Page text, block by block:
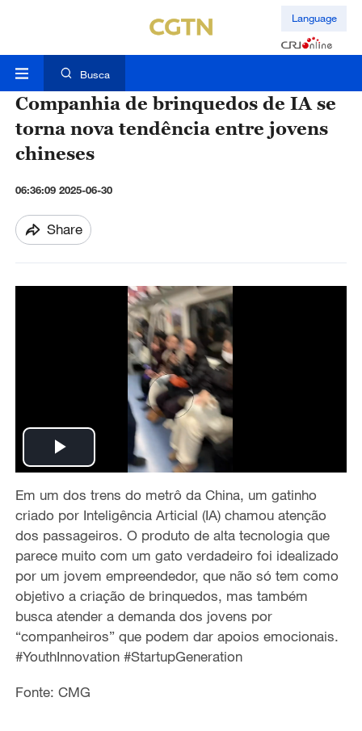
Language
Busca
Companhia de brinquedos de IA se
torna nova tendência entre jovens
chineses
06:36:09 2025-06-30
Share
P
l
a
y
V
i
d
Em um dos trens do metrô da China, um gatinho
criado por Inteligência Articial (IA) chamou atenção
dos passageiros. O produto de alta tecnologia que
parece muito com um gato verdadeiro foi idealizado
por um jovem empreendedor, que não só tem como
objetivo a criação de brinquedos, mas também
busca atender a demanda dos jovens por
“companheiros” que podem dar apoios emocionais.
#YouthInnovation #StartupGeneration
Fonte: CMG